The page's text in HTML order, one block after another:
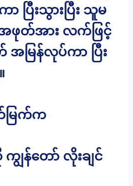
ပြီးသွားပြီး သူမ
တ်အား လက်ဖြင့်
မြန်လုပ်ကာ ပြီး
ြက်က
ျွန်တော် လိုးချင်